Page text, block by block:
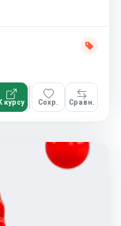
К курсу Сохр. Сравн.